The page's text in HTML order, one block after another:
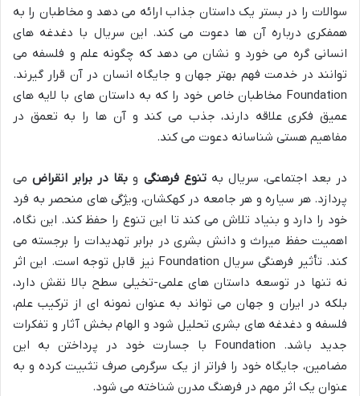
سوالات را در بستر یک داستان جذاب ارائه می دهد و مخاطبان را به
همفکری درباره آن ها دعوت می کند. این سریال با دغدغه های
انسانی گره می خورد و نشان می دهد که چگونه علم و فلسفه می
توانند در خدمت فهم بهتر جهان و جایگاه انسان در آن قرار گیرند.
Foundation مخاطبان خاص خود را که به داستان های با لایه های
عمیق فکری علاقه دارند، جذب می کند و آن ها را به تعمق در
مفاهیم هستی شناسانه دعوت می کند.
در بعد اجتماعی، سریال بهتنوع فرهنگی و بقا در برابر انقراضمی
پردازد. هر سیاره و هر جامعه در کهکشان، ویژگی های منحصر به فرد
خود را دارد و بنیاد تلاش می کند تا این تنوع را حفظ کند. این نگاه،
اهمیت حفظ میراث و دانش بشری در برابر تهدیدات را برجسته می
کند. تأثیر فرهنگی سریال Foundation نیز قابل توجه است. این اثر
نه تنها در توسعه داستان های علمی-تخیلی سطح بالا نقش دارد،
بلکه در ایران و جهان می تواند به عنوان نمونه ای از ترکیب علم،
فلسفه و دغدغه های بشری تحلیل شود و الهام بخش آثار و تفکرات
جدید باشد. Foundation با جسارت خود در پرداختن به این
مضامین، جایگاه خود را فراتر از یک سرگرمی صرف تثبیت کرده و به
عنوان یک اثر مهم در فرهنگ مدرن شناخته می شود.